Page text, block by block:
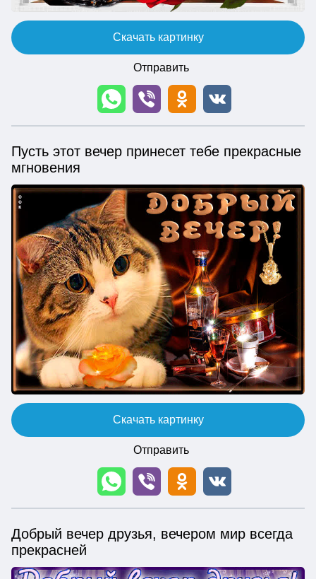
Скачать картинку
Отправить
Пусть этот вечер принесет тебе прекрасные
мгновения
Скачать картинку
Отправить
Добрый вечер друзья, вечером мир всегда
прекрасней